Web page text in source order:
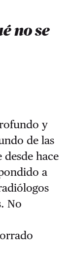
no se
y
de las
hace
a
No